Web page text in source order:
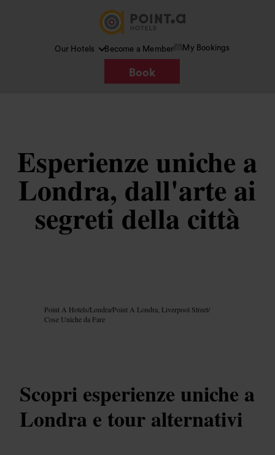
Our Hotels Become a Member My Bookings
Book
Esperienze uniche a
Londra, dall'arte ai
segreti della città
Point A Hotels/Londra/Point A Londra, Liverpool Street/
Cose Uniche da Fare
Scopri esperienze uniche a
Londra e tour alternativi